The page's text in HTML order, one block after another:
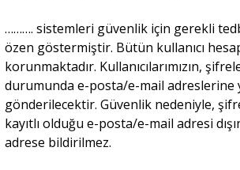
………. sistemleri güvenlik için gerekli
özen göstermiştir. Bütün kullanıcı
korunmaktadır. Kullanıcılarımızın,
durumunda e-posta/e-mail adreslerine
gönderilecektir. Güvenlik nedeniyle,
kayıtlı olduğu e-posta/e-mail adresi
adrese bildirilmez.